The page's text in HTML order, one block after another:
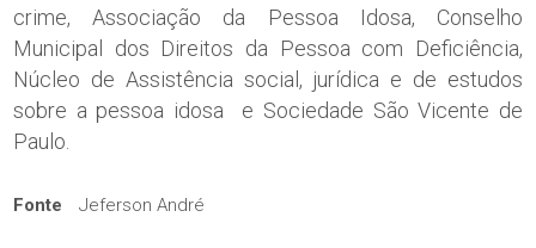
crime, Associação da Pessoa Idosa, Conselho
Municipal dos Direitos da Pessoa com Deficiência,
Núcleo de Assistência social, jurídica e de estudos
sobre a pessoa idosa e Sociedade São Vicente de
Paulo.
Fonte Jeferson André